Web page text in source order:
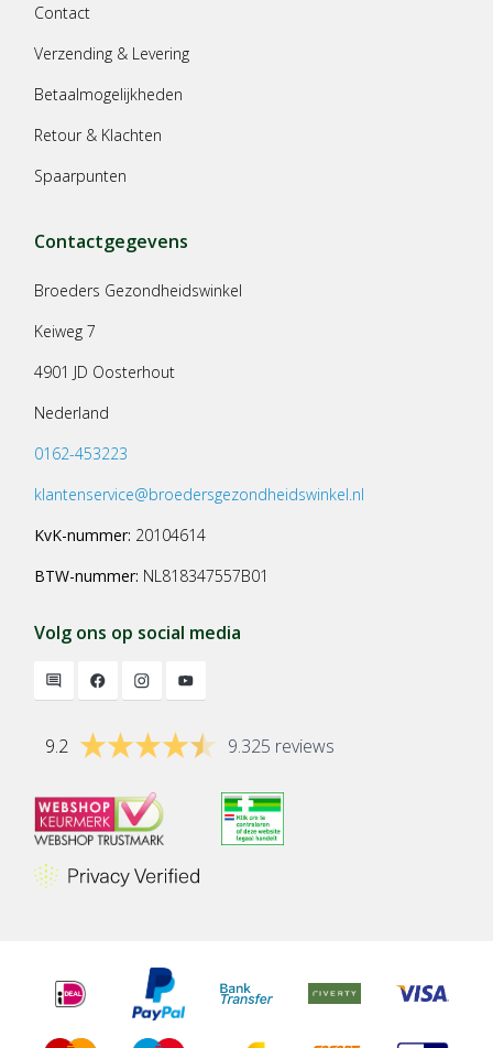
Contact
Verzending & Levering
Betaalmogelijkheden
Retour & Klachten
Spaarpunten
Contactgegevens
Broeders Gezondheidswinkel
Keiweg 7
4901 JD Oosterhout
Nederland
0162-453223
klantenservice@broedersgezondheidswinkel.nl
KvK-nummer: 20104614
BTW-nummer: NL818347557B01
Volg ons op social media
9.2 9.325 reviews